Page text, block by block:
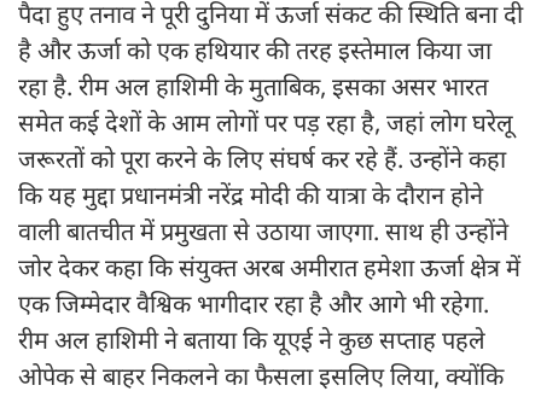
पैदा हुए तनाव ने पूरी दुनिया में ऊर्जा संकट की स्थिति बना दी
है और ऊर्जा को एक हथियार की तरह इस्तेमाल किया जा
रहा है. रीम अल हाशिमी के मुताबिक, इसका असर भारत
समेत कई देशों के आम लोगों पर पड़ रहा है, जहां लोग घरेलू
जरूरतों को पूरा करने के लिए संघर्ष कर रहे हैं. उन्होंने कहा
कि यह मुद्दा प्रधानमंत्री नरेंद्र मोदी की यात्रा के दौरान होने
वाली बातचीत में प्रमुखता से उठाया जाएगा. साथ ही उन्होंने
जोर देकर कहा कि संयुक्त अरब अमीरात हमेशा ऊर्जा क्षेत्र में
एक जिम्मेदार वैश्विक भागीदार रहा है और आगे भी रहेगा.
रीम अल हाशिमी ने बताया कि यूएई ने कुछ सप्ताह पहले
ओपेक से बाहर निकलने का फैसला इसलिए लिया, क्योंकि